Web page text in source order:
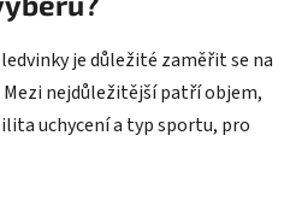
je důležité zaměřit se na
nejdůležitější patří objem,
uchycení a typ sportu, pro